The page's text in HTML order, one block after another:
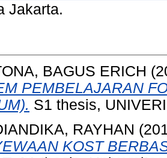
Jakarta.
BAGUS ERICH
PEMBELAJARAN
S1 thesis,
RAYHAN
KOST